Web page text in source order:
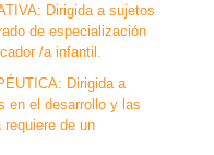
Dirigida a sujetos
de especialización
/a infantil.
Dirigida a
en el desarrollo y las
de un